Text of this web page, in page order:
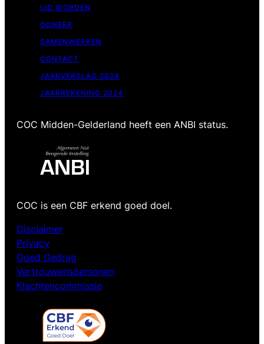
LID WORDEN
DONEER
SAMENWERKEN
CONTACT
JAARVERSLAG 2024
JAARREKENING 2024
COC Midden-Gelderland heeft een ANBI status.
COC is een CBF erkend goed doel.
Disclaimer
Privacy
Goed Gedrag
Vertrouwenspersonen
Klachtencommissie